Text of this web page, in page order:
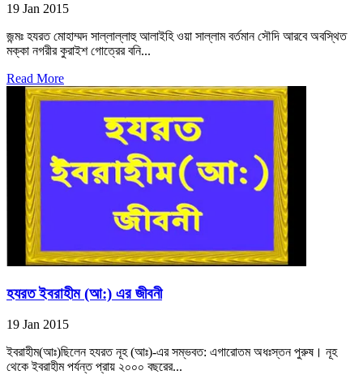
19 Jan 2015
জন্মঃ হযরত মোহাম্মদ সাল্লাল্লাহু আলাইহি ওয়া সাল্লাম বর্তমান সৌদি আরবে অবস্থিত
মক্কা নগরীর কুরাইশ গোত্রের বনি...
Read More
হযরত ইবরাহীম (আ:) এর জীবনী
19 Jan 2015
ইবরাহীম(আঃ)ছিলেন হযরত নূহ (আঃ)-এর সম্ভবত: এগারোতম অধঃস্তন পুরুষ। নূহ
থেকে ইবরাহীম পর্যন্ত প্রায় ২০০০ বছরের...